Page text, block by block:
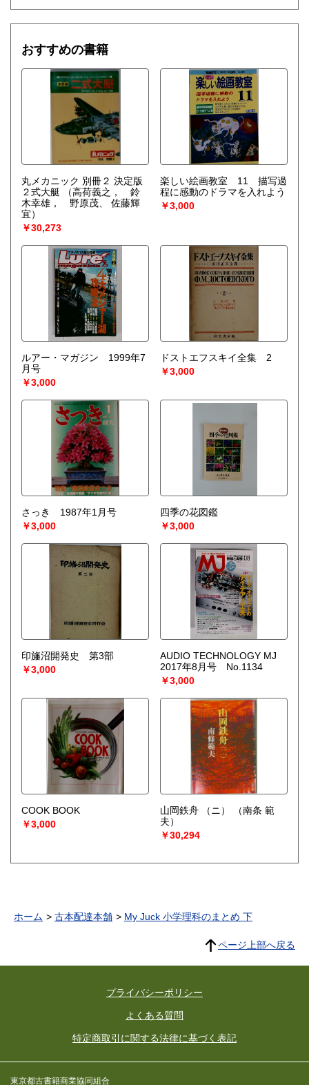
おすすめの書籍
丸メカニック 別冊２ 決定版
２式大艇
（高荷義之， 鈴
木幸雄， 野原茂、 佐藤輝
宜）
￥30,273
楽しい絵画教室 11 描写過
程に感動のドラマを入れよう
￥3,000
ルアー・マガジン 1999年7
月号
￥3,000
ドストエフスキイ全集 2
￥3,000
さっき 1987年1月号
￥3,000
四季の花図鑑
￥3,000
印旛沼開発史 第3部
￥3,000
AUDIO TECHNOLOGY MJ
2017年8月号 No.1134
￥3,000
COOK BOOK
￥3,000
山岡鉄舟 （ニ）
（南条 範
夫）
￥30,294
ホーム 古本配達本舗 My Juck 小学理科のまとめ 下
ページ上部へ戻る
プライバシーポリシー
よくある質問
特定商取引に関する法律に基づく表記
東京都古書籍商業協同組合